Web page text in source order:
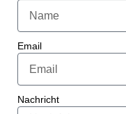
Email
Nachricht